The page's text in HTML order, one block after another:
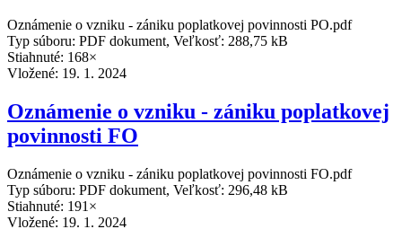
Oznámenie o vzniku - zániku poplatkovej povinnosti PO.pdf
Typ súboru: PDF dokument, Veľkosť: 288,75 kB
Stiahnuté: 168×
Vložené: 19. 1. 2024
Oznámenie o vzniku - zániku poplatkovej
povinnosti FO
Oznámenie o vzniku - zániku poplatkovej povinnosti FO.pdf
Typ súboru: PDF dokument, Veľkosť: 296,48 kB
Stiahnuté: 191×
Vložené: 19. 1. 2024